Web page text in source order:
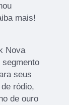
mais!
Nova
segmento
seus
ródio,
de ouro